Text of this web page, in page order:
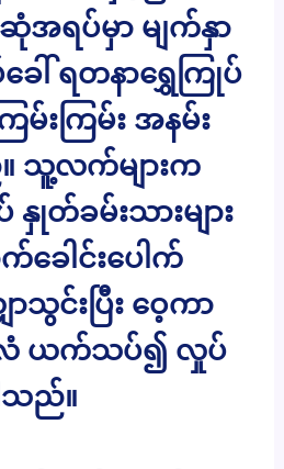
ဆုံအရပ်မှာ မျက်နှာ
ေါ် ရတနာရွှေကြုပ်
းကြမ်း အနမ်း
သူ့လက်များက
တ်ခမ်းသားများ
ခေါင်းပေါက်
င်းပြီး ဝေ့ကာ
ယက်သပ်၍ လှုပ်
သည်။